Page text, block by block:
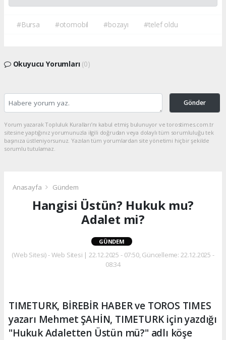
#Bursa #otomobil #bozayı #telef oldu
Okuyucu Yorumları (0)
Gönder
Yorum yazarak Topluluk Kuralları’nı kabul etmiş bulunuyor ve torostimes.com.tr
sitesine yaptığınız yorumunuzla ilgili doğrudan veya dolaylı tüm sorumluluğu tek
başınıza üstleniyorsunuz. Yazılan tüm yorumlardan site yönetimi hiçbir şekilde
sorumlu tutulamaz.
Anasayfa Gündem
Hangisi Üstün? Hukuk mu?
Adalet mi?
GÜNDEM
(Web Sitesi) - Web Sitesi | 22.12.2025 - 07:50, Güncelleme: 22.12.2025 -
08:34
TIMETURK, BİREBİR HABER ve TOROS TIMES
yazarı Mehmet ŞAHİN, TIMETURK için yazdığı
"Hukuk Adaletten Üstün mü?" adlı köşe